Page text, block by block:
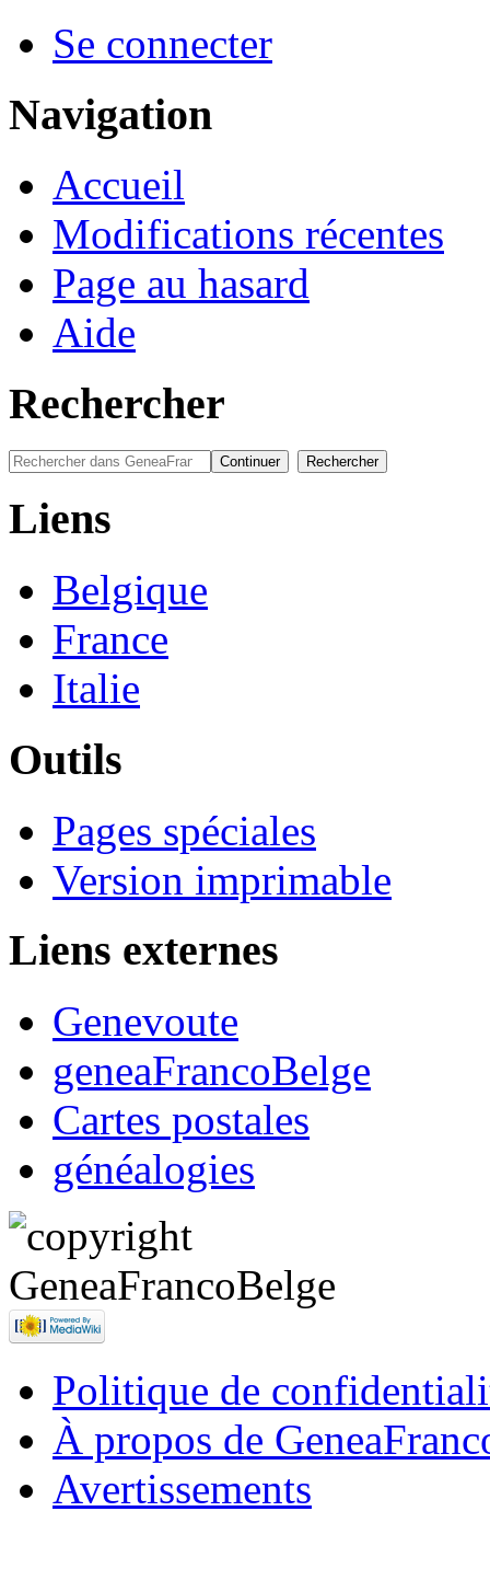
Se connecter
Navigation
Accueil
Modifications récentes
Page au hasard
Aide
Rechercher
Liens
Belgique
France
Italie
Outils
Pages spéciales
Version imprimable
Liens externes
Genevoute
geneaFrancoBelge
Cartes postales
généalogies
Politique de
À propos de
Avertissements